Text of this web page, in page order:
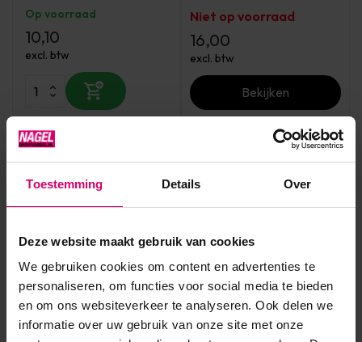
Toestemming Details Over
Deze website maakt gebruik van cookies
We gebruiken cookies om content en advertenties te
personaliseren, om functies voor social media te bieden
en om ons websiteverkeer te analyseren. Ook delen we
informatie over uw gebruik van onze site met onze
Op voorraad
10,10
excl. btw
Niet op voorraad
16,00
excl. btw
Bekijken
Florence Nails
Florence Nails Gelpolish
Peppermint 100.124.340-S
Crystal Nails
Crystal Nails 3 step
Crystalac 3S212 Peach
Blossom 8 ml *niet